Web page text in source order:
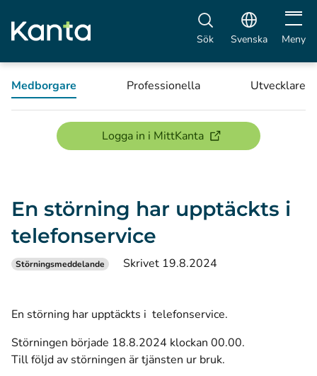
Sök Svenska Öppna
Meny
Medborgare Professionella Utvecklare
Logga in i MittKanta(öppnas i ett nytt
En störning har upptäckts i
telefonservice
Störningsmeddelande Skrivet 19.8.2024
En störning har upptäckts i telefonservice.
Störningen började 18.8.2024 klockan 00.00.
Till följd av störningen är tjänsten ur bruk.